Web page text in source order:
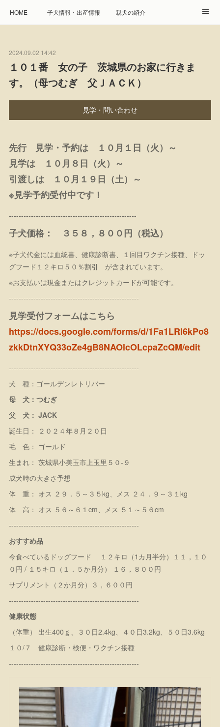
HOME 子犬情報・出産情報 親犬の紹介
遺伝疾患への取り組み Instagram
プレジール親睦会 特定商取引に基づく表記
2024.09.02 14:42
１０１番 女の子 茨城県のお家に行きま
す。（母つむぎ 父ＪＡＣＫ）
見学・問い合わせ
先行 見学・予約は １０月１日（火）～
見学は １０月８日（火）～
引渡しは １０月１９日（土）～
※見学予約受付中です！
----------------------------------------------------
子犬価格： ３５８，８００円（税込）
※子犬代金には血統書、健康診断書、１回目ワクチン接種、ドッ
グフード１２キロ５０％割引 が含まれています。
※お支払いは現金またはクレジットカードが可能です。
-----------------------------------------------------
見学受付フォームはこちら
https://docs.google.com/forms/d/1Fa1LRl6kPo8
zkkDtnXYQ33oZe4gB8NAOlcOLcpaZcQM/edit
-----------------------------------------------------
犬 種：ゴールデンレトリバー
母 犬：つむぎ
父 犬： JACK
誕生日： ２０２４年８月２０日
毛 色： ゴールド
生まれ： 茨城県小美玉市上玉里５０-９
成犬時の大きさ予想
体 重： オス ２９．５～３５kg、メス ２４．９～３１kg
体 高： オス ５６～６１cm、メス ５１～５６cm
-----------------------------------------------------
おすすめ品
今食べているドッグフード １２キロ（1カ月半分）１１，１０
０円 / １５キロ（１．５か月分） １６，８００円
サプリメント（２か月分）３，６００円
-----------------------------------------------------
健康状態
（体重） 出生400ｇ、３０日2.4kg、４０日3.2kg、５０日3.6kg
１０/７ 健康診断・検便・ワクチン接種
-----------------------------------------------------